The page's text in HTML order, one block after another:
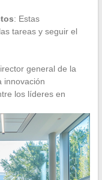
: Estas
tareas y seguir el
general de la
innovación
los líderes en